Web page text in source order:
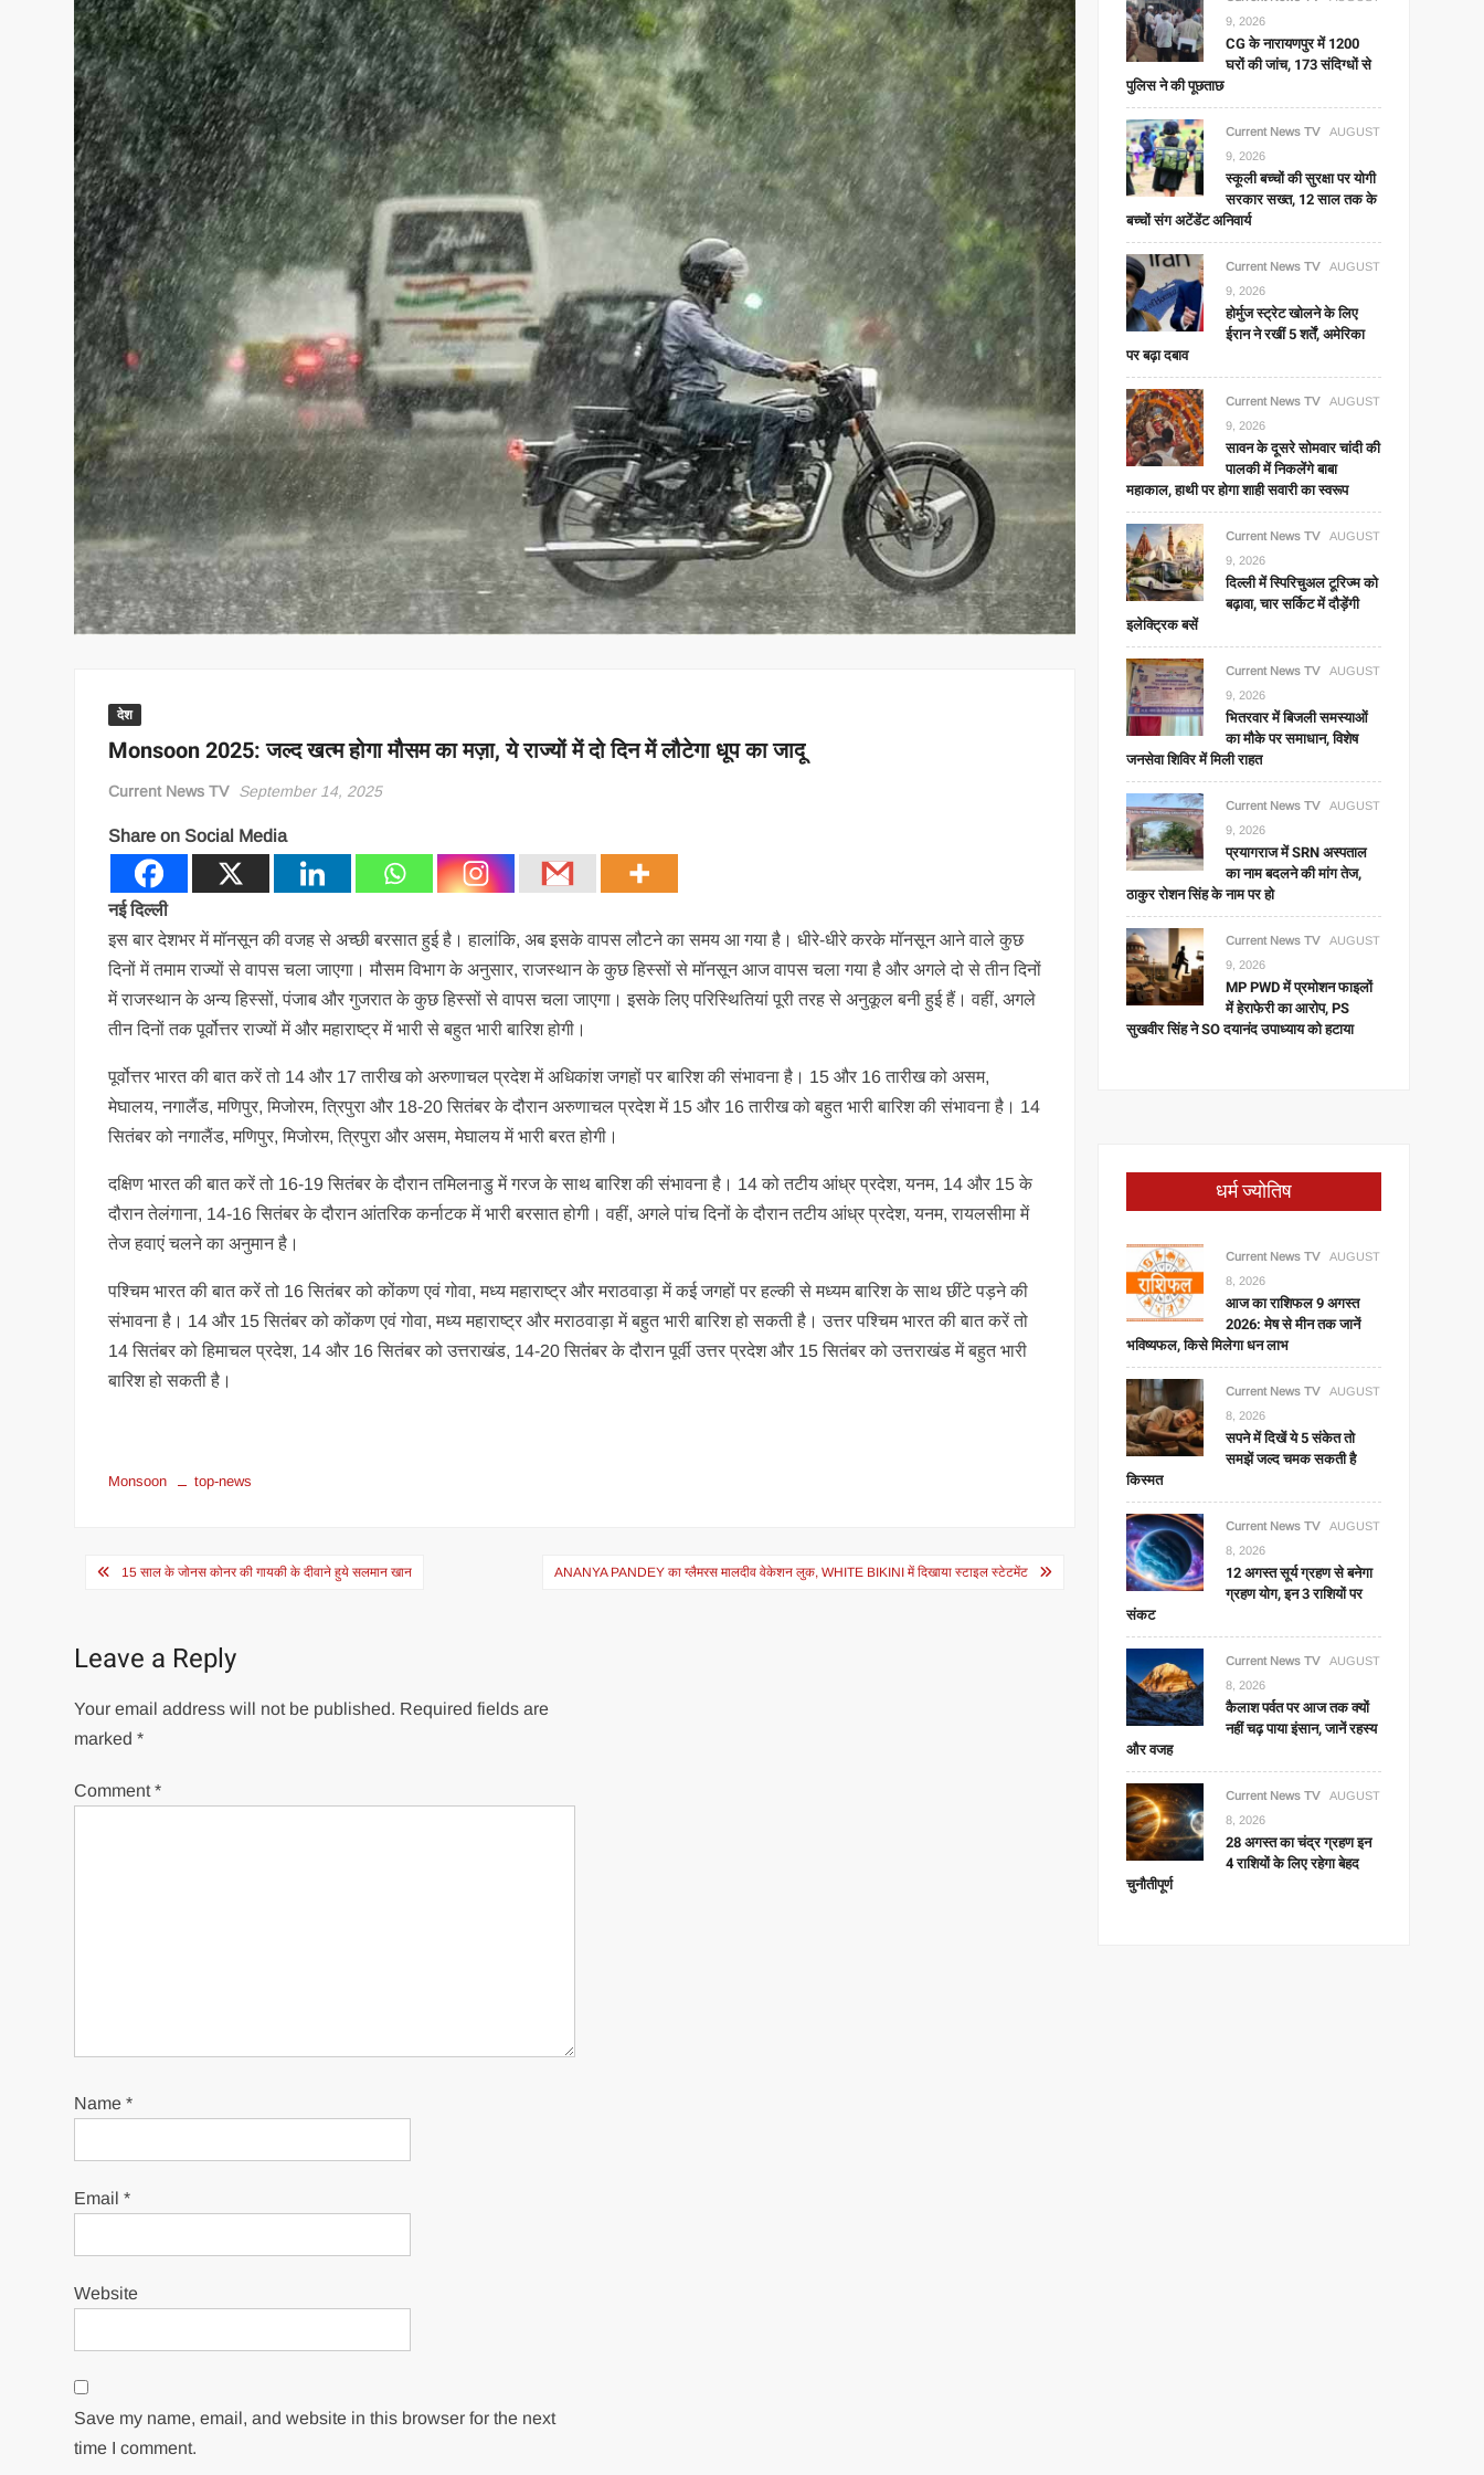
देश
Monsoon 2025: जल्द खत्म होगा मौसम का मज़ा, ये राज्यों में दो दिन में लौटेगा धूप का जादू
Current News TV September 14, 2025
Share on Social Media
नई दिल्ली
इस बार देशभर में मॉनसून की वजह से अच्छी बरसात हुई है। हालांकि, अब इसके वापस लौटने का समय आ गया है। धीरे-धीरे करके मॉनसून आने वाले कुछ
दिनों में तमाम राज्यों से वापस चला जाएगा। मौसम विभाग के अनुसार, राजस्थान के कुछ हिस्सों से मॉनसून आज वापस चला गया है और अगले दो से तीन दिनों
में राजस्थान के अन्य हिस्सों, पंजाब और गुजरात के कुछ हिस्सों से वापस चला जाएगा। इसके लिए परिस्थितियां पूरी तरह से अनुकूल बनी हुई हैं। वहीं, अगले
तीन दिनों तक पूर्वोत्तर राज्यों में और महाराष्ट्र में भारी से बहुत भारी बारिश होगी।
पूर्वोत्तर भारत की बात करें तो 14 और 17 तारीख को अरुणाचल प्रदेश में अधिकांश जगहों पर बारिश की संभावना है। 15 और 16 तारीख को असम,
मेघालय, नगालैंड, मणिपुर, मिजोरम, त्रिपुरा और 18-20 सितंबर के दौरान अरुणाचल प्रदेश में 15 और 16 तारीख को बहुत भारी बारिश की संभावना है। 14
सितंबर को नगालैंड, मणिपुर, मिजोरम, त्रिपुरा और असम, मेघालय में भारी बरत होगी।
दक्षिण भारत की बात करें तो 16-19 सितंबर के दौरान तमिलनाडु में गरज के साथ बारिश की संभावना है। 14 को तटीय आंध्र प्रदेश, यनम, 14 और 15 के
दौरान तेलंगाना, 14-16 सितंबर के दौरान आंतरिक कर्नाटक में भारी बरसात होगी। वहीं, अगले पांच दिनों के दौरान तटीय आंध्र प्रदेश, यनम, रायलसीमा में
तेज हवाएं चलने का अनुमान है।
पश्चिम भारत की बात करें तो 16 सितंबर को कोंकण एवं गोवा, मध्य महाराष्ट्र और मराठवाड़ा में कई जगहों पर हल्की से मध्यम बारिश के साथ छींटे पड़ने की
संभावना है। 14 और 15 सितंबर को कोंकण एवं गोवा, मध्य महाराष्ट्र और मराठवाड़ा में बहुत भारी बारिश हो सकती है। उत्तर पश्चिम भारत की बात करें तो
14 सितंबर को हिमाचल प्रदेश, 14 और 16 सितंबर को उत्तराखंड, 14-20 सितंबर के दौरान पूर्वी उत्तर प्रदेश और 15 सितंबर को उत्तराखंड में बहुत भारी
बारिश हो सकती है।
Monsoon top-news
Post15 साल के जोनस कोनर की गायकी के दीवाने हुये सलमान खान ANANYA PANDEY का ग्लैमरस मालदीव वेकेशन लुक, WHITE BIKINI में दिखाया स्टाइल स्टेटमेंट
Leave a Reply
Your email address will not be published. Required fields are
marked*
Comment*
Name*
Email*
Website
Save my name, email, and website in this browser for the next
time I comment.
9, 2026
CG के नारायणपुर में 1200
घरों की जांच, 173 संदिग्धों से
पुलिस ने की पूछताछ
Current News TV
AUGUST
9, 2026
स्कूली बच्चों की सुरक्षा पर योगी
सरकार सख्त, 12 साल तक के
बच्चों संग अटेंडेंट अनिवार्य
Current News TV
AUGUST
9, 2026
होर्मुज स्ट्रेट खोलने के लिए
ईरान ने रखीं 5 शर्तें, अमेरिका
पर बढ़ा दबाव
Current News TV
AUGUST
9, 2026
सावन के दूसरे सोमवार चांदी की
पालकी में निकलेंगे बाबा
महाकाल, हाथी पर होगा शाही सवारी का स्वरूप
Current News TV
AUGUST
9, 2026
दिल्ली में स्पिरिचुअल टूरिज्म को
बढ़ावा, चार सर्किट में दौड़ेंगी
इलेक्ट्रिक बसें
Current News TV
AUGUST
9, 2026
भितरवार में बिजली समस्याओं
का मौके पर समाधान, विशेष
जनसेवा शिविर में मिली राहत
Current News TV
AUGUST
9, 2026
प्रयागराज में SRN अस्पताल
का नाम बदलने की मांग तेज,
ठाकुर रोशन सिंह के नाम पर हो
Current News TV
AUGUST
9, 2026
MP PWD में प्रमोशन फाइलों
में हेराफेरी का आरोप, PS
सुखवीर सिंह ने SO दयानंद उपाध्याय को हटाया
धर्म ज्योतिष
Current News TV
AUGUST
8, 2026
आज का राशिफल 9 अगस्त
2026: मेष से मीन तक जानें
भविष्यफल, किसे मिलेगा धन लाभ
Current News TV
AUGUST
8, 2026
सपने में दिखें ये 5 संकेत तो
समझें जल्द चमक सकती है
किस्मत
Current News TV
AUGUST
8, 2026
12 अगस्त सूर्य ग्रहण से बनेगा
ग्रहण योग, इन 3 राशियों पर
संकट
Current News TV
AUGUST
8, 2026
कैलाश पर्वत पर आज तक क्यों
नहीं चढ़ पाया इंसान, जानें रहस्य
और वजह
Current News TV
AUGUST
8, 2026
28 अगस्त का चंद्र ग्रहण इन
4 राशियों के लिए रहेगा बेहद
चुनौतीपूर्ण